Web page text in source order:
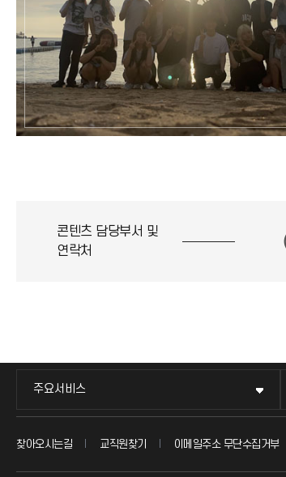
콘텐츠 담당부서 및
연락처
주요서비스
찾아오시는길 교직원찾기 이메일주소 무단수집거부